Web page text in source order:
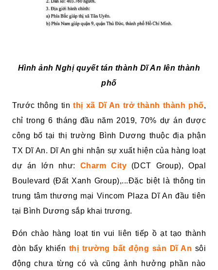
Hình ảnh Nghị quyết tán thành Dĩ An lên thành
phố
Trước thông tinthị xã Dĩ An trở thành thành phố,
chỉ trong 6 tháng đầu năm 2019, 70% dự án được
công bố tại thị trường Bình Dương thuộc địa phận
TX Dĩ An. Dĩ An ghi nhận sự xuất hiện của hàng loạt
dự án lớn như:
Charm City
(DCT Group), Opal
Boulevard (Đất Xanh Group),...Đặc biệt là thông tin
trung tâm thương mại Vincom Plaza Dĩ An đầu tiên
tại Bình Dương sắp khai trương.
Đón chào hàng loạt tin vui liên tiếp ồ ạt tạo thành
đòn bẩy khiến thị trường bất động sản Dĩ An sôi
động chưa từng có và cũng ảnh hưởng phần nào